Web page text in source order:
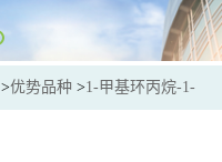
>优势品种 >1-甲基环丙烷-1-